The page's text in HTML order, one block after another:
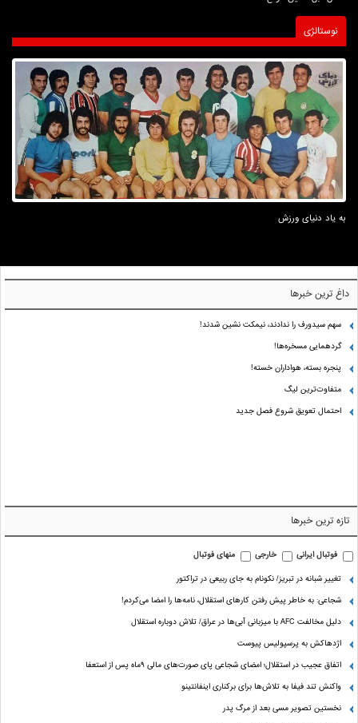
نوستالژی
به یاد دنیای ورزش
داغ ترین خبرها
سهم سیدورف را ندادند، نیمکت نشین شدند!
گردهمایی مسخره‌ها!
پنجره بسته، هواداران خسته!
متفاوت‌ترین لیگ
احتمال تعویق شروع فصل جدید
تازه ترین خبرها
فوتبال ایرانی خارجی
منهای فوتبال
تغییر شبانه در تبریز/ نکونام به جای ربیعی در تراکتور
شجاعی: به خاطر پیش رفتن کارهای استقلال، نامه‌ها را امضا می‌کردم!
دلیل مخالفت AFC با میزبانی آبی‌ها در عراق/ تلاش دوباره استقلال
اژدهاکش به پرسپولیس پیوست
اتفاق عجیب در استقلال؛ امضای شجاعی پای صورت‌های مالی ٩ماه پس از استعفا
واکنش تند فیفا به تلاش‌ها برای برکناری اینفانتینو
نخستین تصویر مسی بعد از مرگ پدر